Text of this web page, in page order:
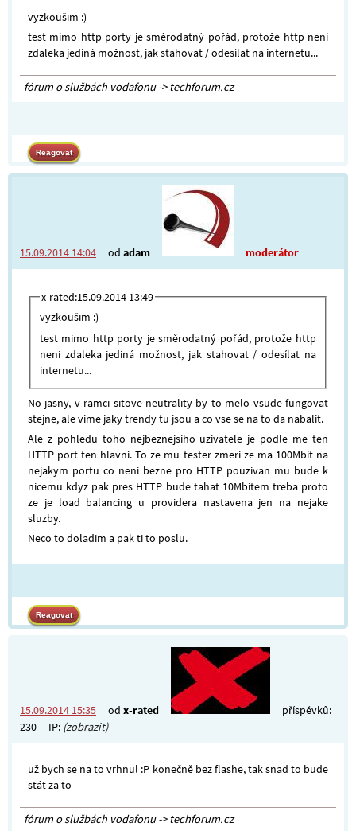
vyzkoušim :)
test mimo http porty je směrodatný pořád, protože http neni
zdaleka jediná možnost, jak stahovat / odesílat na internetu...
fórum o službách vodafonu -> techforum.cz
15.09.2014 14:04 od adam moderátor
x-rated:15.09.2014 13:49
vyzkoušim :)
test mimo http porty je směrodatný pořád, protože http
neni zdaleka jediná možnost, jak stahovat / odesílat na
internetu...
No jasny, v ramci sitove neutrality by to melo vsude fungovat
stejne, ale vime jaky trendy tu jsou a co vse se na to da nabalit.
Ale z pohledu toho nejbeznejsiho uzivatele je podle me ten
HTTP port ten hlavni. To ze mu tester zmeri ze ma 100Mbit na
nejakym portu co neni bezne pro HTTP pouzivan mu bude k
nicemu kdyz pak pres HTTP bude tahat 10Mbitem treba proto
ze je load balancing u providera nastavena jen na nejake
sluzby.
Neco to doladim a pak ti to poslu.
15.09.2014 15:35 od x-rated
příspěvků:
230
IP: (zobrazit)
už bych se na to vrhnul :P konečně bez flashe, tak snad to bude
stát za to
fórum o službách vodafonu -> techforum.cz